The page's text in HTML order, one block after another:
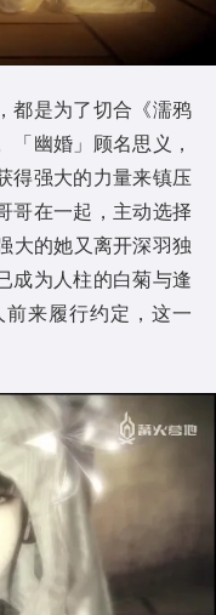
都是为了切合《濡鸦
幽婚」顾名思义，
得强大的力量来镇压
哥在一起，主动选择
大的她又离开深羽独
成为人柱的白菊与逢
来履行约定，这一